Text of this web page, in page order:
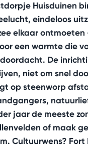
Huisduinen
eindeloos
elkaar
een warmte die
De
niet om snel
op steenworp
jaar de meeste
of maak
Cultuurwens?